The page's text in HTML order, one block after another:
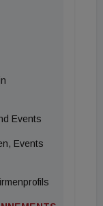
Events
Events